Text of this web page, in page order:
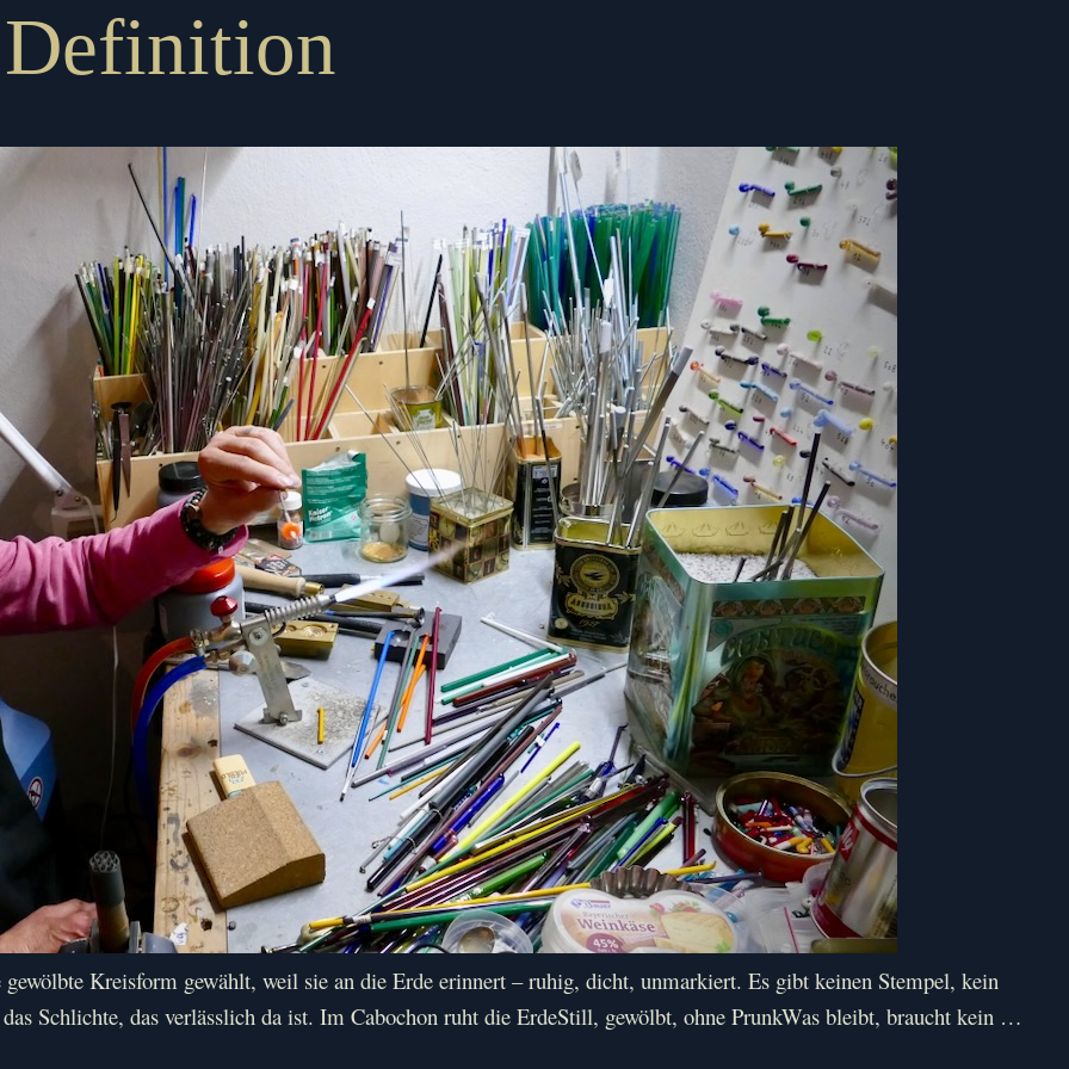
Definition
Kreisform gewählt, weil sie an die Erde erinnert – ruhig, dicht, unmarkiert. Es gibt keinen Stempel, kein
Schlichte, das verlässlich da ist. Im Cabochon ruht die ErdeStill, gewölbt, ohne PrunkWas bleibt, braucht kein …